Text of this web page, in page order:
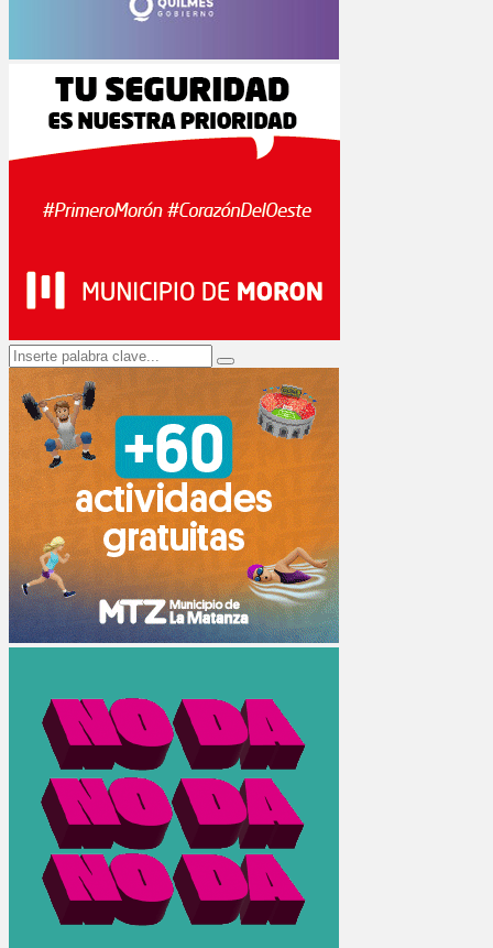
Search
for:
Search